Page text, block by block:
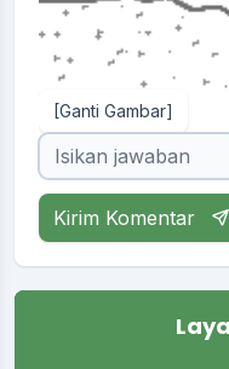
[Ganti Gambar]
Kirim Komentar